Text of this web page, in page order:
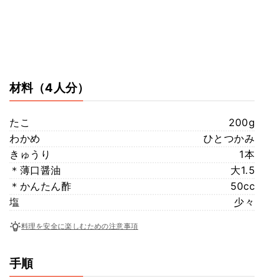
材料（4人分）
たこ
200g
わかめ
ひとつかみ
きゅうり
1本
＊薄口醤油
大1.5
＊かんたん酢
50cc
塩
少々
料理を安全に楽しむための注意事項
手順